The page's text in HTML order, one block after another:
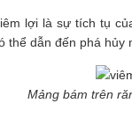
lợi là sự tích tụ
thể dẫn đến phá
Mảng bám trên